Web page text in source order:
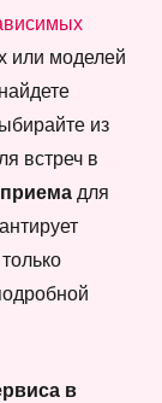
или моделей
из
встреч в
для
в